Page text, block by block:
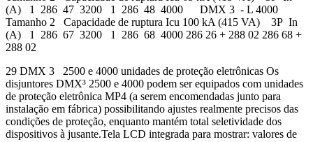
(A) 1 286 47 3200 1 286 48 4000 DMX 3 - L 4000
Tamanho 2 Capacidade de ruptura Icu 100 kA (415 VA) 3P In
(A) 1 286 67 3200 1 286 68 4000 286 26 + 288 02 286 68 +
288 02
29 DMX 3 2500 e 4000 unidades de proteção eletrônicas Os
disjuntores DMX³ 2500 e 4000 podem ser equipados com unidades
de proteção eletrônica MP4 (a serem encomendadas junto para
instalação em fábrica) possibilitando ajustes realmente precisos das
condições de proteção, enquanto mantém total seletividade dos
dispositivos à jusante.Tela LCD integrada para mostrar: valores de